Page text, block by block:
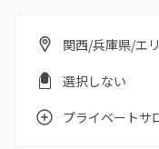
関西/兵庫県/エ
選択しない
プライベートサ